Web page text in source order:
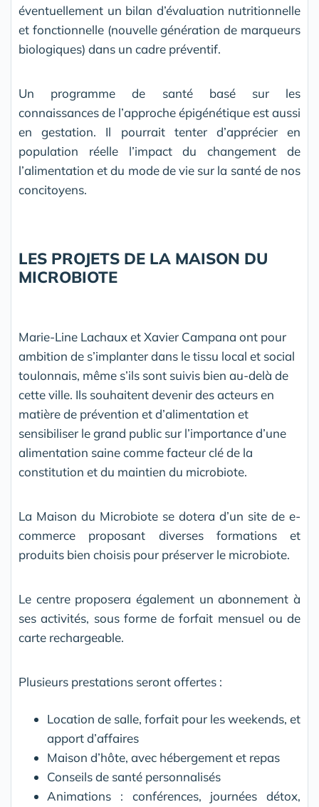
éventuellement un bilan d’évaluation nutritionnelle
et fonctionnelle (nouvelle génération de marqueurs
biologiques) dans un cadre préventif.
Un programme de santé basé sur les
connaissances de l’approche épigénétique est aussi
en gestation. Il pourrait tenter d’apprécier en
population réelle l’impact du changement de
l’alimentation et du mode de vie sur la santé de nos
concitoyens.
LES PROJETS DE LA MAISON DU
MICROBIOTE
Marie-Line Lachaux et Xavier Campana ont pour
ambition de s’implanter dans le tissu local et social
toulonnais, même s’ils sont suivis bien au-delà de
cette ville. Ils souhaitent devenir des acteurs en
matière de prévention et d’alimentation et
sensibiliser le grand public sur l’importance d’une
alimentation saine comme facteur clé de la
constitution et du maintien du microbiote.
La Maison du Microbiote se dotera d’un site de e-
commerce proposant diverses formations et
produits bien choisis pour préserver le microbiote.
Le centre proposera également un abonnement à
ses activités, sous forme de forfait mensuel ou de
carte rechargeable.
Plusieurs prestations seront offertes :
Location de salle, forfait pour les weekends, et
apport d’affaires
Maison d’hôte, avec hébergement et repas
Conseils de santé personnalisés
Animations : conférences, journées détox,